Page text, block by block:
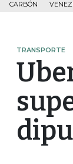
CARBÓN
TRANSPORTE